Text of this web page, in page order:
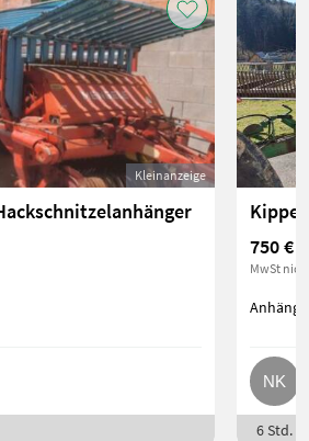
Kleinanzeige
750 €
MwSt
6 Std.